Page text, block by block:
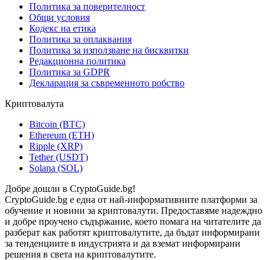
Политика за поверителност
Общи условия
Кодекс на етика
Политика за оплаквания
Политика за използване на бисквитки
Редакционна политика
Политика за GDPR
Декларация за съвременното робство
Криптовалута
Bitcoin (BTC)
Ethereum (ETH)
Ripple (XRP)
Tether (USDT)
Solana (SOL)
Добре дошли в CryptoGuide.bg!
CryptoGuide.bg е една от най-информативните платформи за
обучение и новини за криптовалути. Предоставяме надеждно
и добре проучено съдържание, което помага на читателите да
разберат как работят криптовалутите, да бъдат информирани
за тенденциите в индустрията и да вземат информирани
решения в света на криптовалутите.